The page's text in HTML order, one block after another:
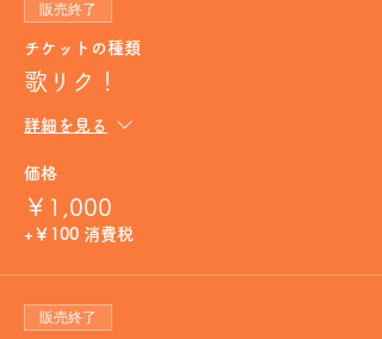
販売終了
チケットの種類
歌リク！
詳細を見る
価格
￥1,000
+￥100 消費税
販売終了